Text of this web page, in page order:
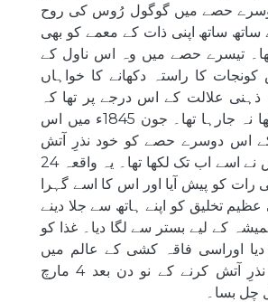
حصے میں گوگول رُوس کی روح
ساتھ اپنی ذات کے معمے کو بھی
تیسرے حصے میں وہ اس ناول کے
کا راستہ دکھانے کا خواہاں
ذہنی علالت کے اس درجے پر تھا کہ
اس سے کچھ لکھا نہ جارہا تھا۔ جون 1845ء میں اس
کے اس دوسرے حصے کو خود نذرِ آتش
کردیا جتنا کہ اس نے اسے اب تک لکھا تھا۔ یہ واقعہ 24
کی رات کو پیش آیا اور اس کا اسے گہرا
تخلیق کو اپنے ہاتھ سے جلا دینے
کے لیے بستر سے لگا دیا۔ غذا کو
دیا اوراسی فاقہ کشی کے عالم میں
اپنے مسوّدے کو نذرِ آتش کرنے کے نو دن بعد 4 مارچ